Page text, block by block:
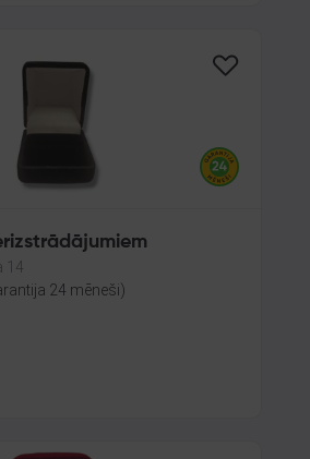
14
24 mēneši)